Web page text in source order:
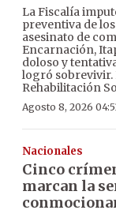
La Fiscalía
preventiva de
asesinato de
Encarnación,
doloso y
logró sobrevivir.
Rehabilitación
Agosto 8, 2026
Nacionales
Cinco
marcan la